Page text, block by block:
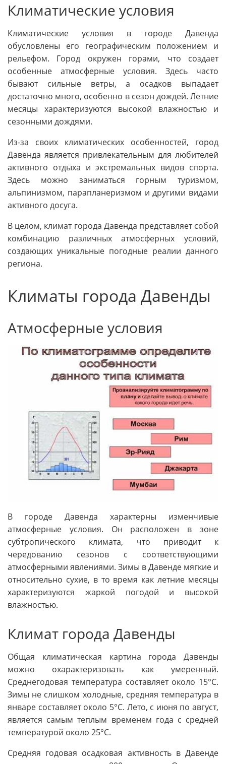
Климатические условия
Климатические условия в городе Давенда
обусловлены его географическим положением и
рельефом. Город окружен горами, что создает
особенные атмосферные условия. Здесь часто
бывают сильные ветры, а осадков выпадает
достаточно много, особенно в сезон дождей. Летние
месяцы характеризуются высокой влажностью и
сезонными дождями.
Из-за своих климатических особенностей, город
Давенда является привлекательным для любителей
активного отдыха и экстремальных видов спорта.
Здесь можно заниматься горным туризмом,
альпинизмом, парапланеризмом и другими видами
активного досуга.
В целом, климат города Давенда представляет собой
комбинацию различных атмосферных условий,
создающих уникальные погодные реалии данного
региона.
Климаты города Давенды
Атмосферные условия
В городе Давенда характерны изменчивые
атмосферные условия. Он расположен в зоне
субтропического климата, что приводит к
чередованию сезонов с соответствующими
атмосферными явлениями. Зимы в Давенде мягкие и
относительно сухие, в то время как летние месяцы
характеризуются жаркой погодой и высокой
влажностью.
Климат города Давенды
Общая климатическая картина города Давенды
можно охарактеризовать как умеренный.
Среднегодовая температура составляет около 15°C.
Зимы не слишком холодные, средняя температура в
январе составляет около 5°C. Лето, с июня по август,
является самым теплым временем года с средней
температурой около 25°C.
Средняя годовая осадковая активность в Давенде